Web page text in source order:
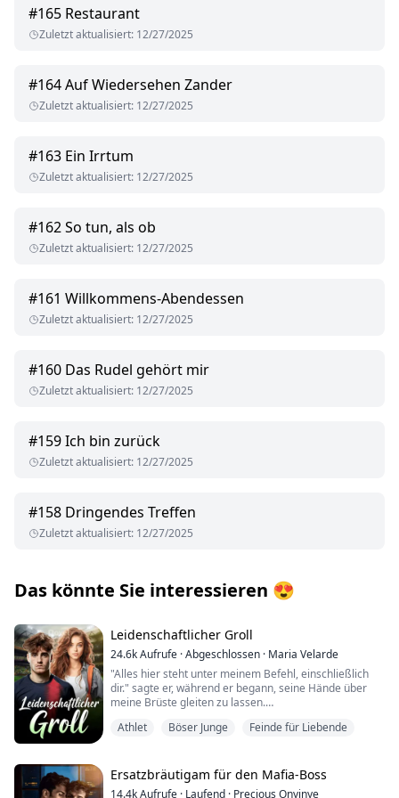
#165 Restaurant
Zuletzt aktualisiert: 12/27/2025
#164Auf Wiedersehen Zander
Zuletzt aktualisiert: 12/27/2025
#163 Ein Irrtum
Zuletzt aktualisiert: 12/27/2025
#162So tun, als ob
Zuletzt aktualisiert: 12/27/2025
#161 Willkommens-Abendessen
Zuletzt aktualisiert: 12/27/2025
#160 Das Rudel gehört mir
Zuletzt aktualisiert: 12/27/2025
#159Ich bin zurück
Zuletzt aktualisiert: 12/27/2025
#158 Dringendes Treffen
Zuletzt aktualisiert: 12/27/2025
Das könnte Sie interessieren 😍
Leidenschaftlicher Groll
24.6kAufrufe ·Abgeschlossen · Maria Velarde
"Alles hier steht unter meinem Befehl, einschließlich
dir." sagte er, während er begann, seine Hände über
meine Brüste gleiten zu lassen.
"Nein."
hineingleitet?"
Er flüsterte, als seine Hand endlich in meine Unterhose
Athlet Böser Junge Feinde für Liebende
Ersatzbräutigam für den Mafia-Boss
14.4kAufrufe · Laufend · Precious Onyinye